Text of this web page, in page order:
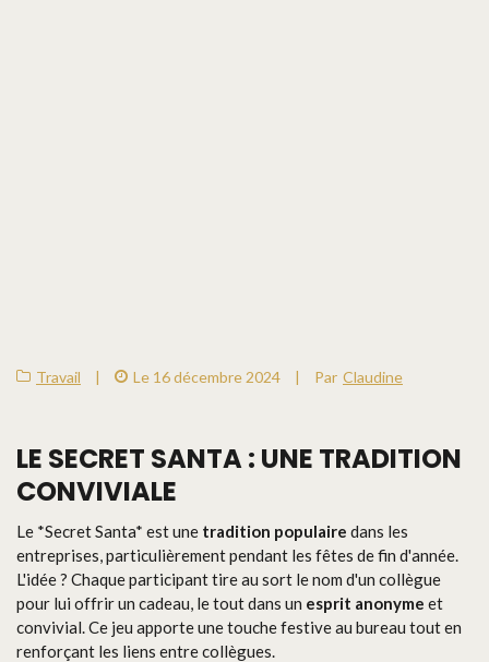
Travail | Le 16 décembre 2024 | Par Claudine
LE SECRET SANTA : UNE TRADITION
CONVIVIALE
Le *Secret Santa* est une tradition populaire dans les
entreprises, particulièrement pendant les fêtes de fin d'année.
L'idée ? Chaque participant tire au sort le nom d'un collègue
pour lui offrir un cadeau, le tout dans un esprit anonyme et
convivial. Ce jeu apporte une touche festive au bureau tout en
renforçant les liens entre collègues.